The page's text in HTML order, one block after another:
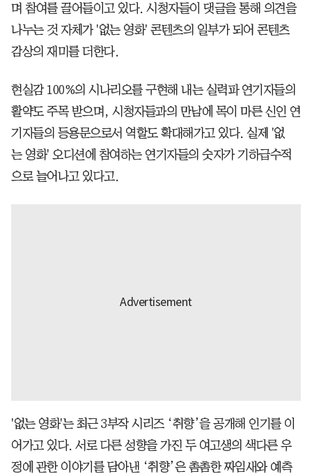
며 참여를 끌어들이고 있다. 시청자들이 댓글을 통해 의견을
나누는 것 자체가 '없는 영화' 콘텐츠의 일부가 되어 콘텐츠
감상의 재미를 더한다.
현실감 100%의 시나리오를 구현해 내는 실력파 연기자들의
활약도 주목 받으며, 시청자들과의 만남에 목이 마른 신인 연
기자들의 등용문으로서 역할도 확대해가고 있다. 실제 '없
는 영화' 오디션에 참여하는 연기자들의 숫자가 기하급수적
으로 늘어나고 있다고.
'없는 영화'는 최근 3부작 시리즈 ‘취향’을 공개해 인기를 이
어가고 있다. 서로 다른 성향을 가진 두 여고생의 색다른 우
정에 관한 이야기를 담아낸 ‘취향’은 촘촘한 짜임새와 예측